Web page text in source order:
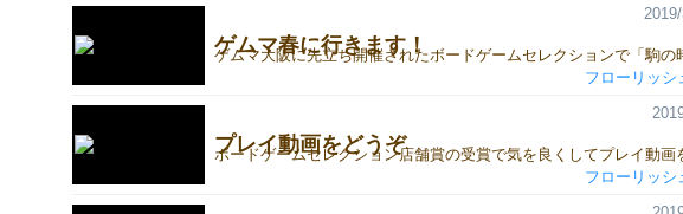
ゲムマ春に行きます！
フローリッシ
プレイ動画をどうぞ
フローリッシ